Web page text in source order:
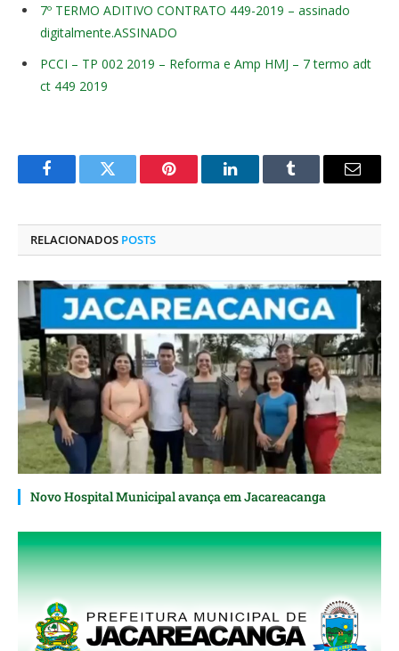
7º TERMO ADITIVO CONTRATO 449-2019 – assinado
digitalmente.ASSINADO
PCCI – TP 002 2019 – Reforma e Amp HMJ – 7 termo adt
ct 449 2019
FacebookTwitter Pinterest O
Tumblr
E-
RELACIONADOS POSTS
Novo Hospital Municipal avança em Jacareacanga